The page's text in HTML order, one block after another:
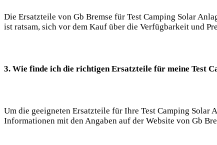
Die Ersatzteile von Gb Bremse für Test Camping Solar
ist ratsam, sich vor dem Kauf über die Verfügbarkeit und
3. Wie finde ich die richtigen Ersatzteile für meine Test
Um die geeigneten Ersatzteile für Ihre Test Camping
Informationen mit den Angaben auf der Website von Gb